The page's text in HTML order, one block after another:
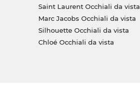
Saint Laurent Occhiali da vista
Marc Jacobs Occhiali da vista
Silhouette Occhiali da vista
Chloé Occhiali da vista